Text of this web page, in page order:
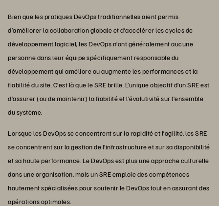
Bien que les pratiques DevOps traditionnelles aient permis
d’améliorer la collaboration globale et d’accélérer les cycles de
développement logiciel, les DevOps n’ont généralement aucune
personne dans leur équipe spécifiquement responsable du
développement qui améliore ou augmente les performances et la
fiabilité du site. C’est là que le SRE brille. L’unique objectif d’un SRE est
d’assurer (ou de maintenir) la fiabilité et l’évolutivité sur l’ensemble
du système.
Lorsque les DevOps se concentrent sur la rapidité et l’agilité, les SRE
se concentrent sur la gestion de l’infrastructure et sur sa disponibilité
et sa haute performance. Le DevOps est plus une approche culturelle
dans une organisation, mais un SRE emploie des compétences
hautement spécialisées pour soutenir le DevOps tout en assurant des
opérations optimales.